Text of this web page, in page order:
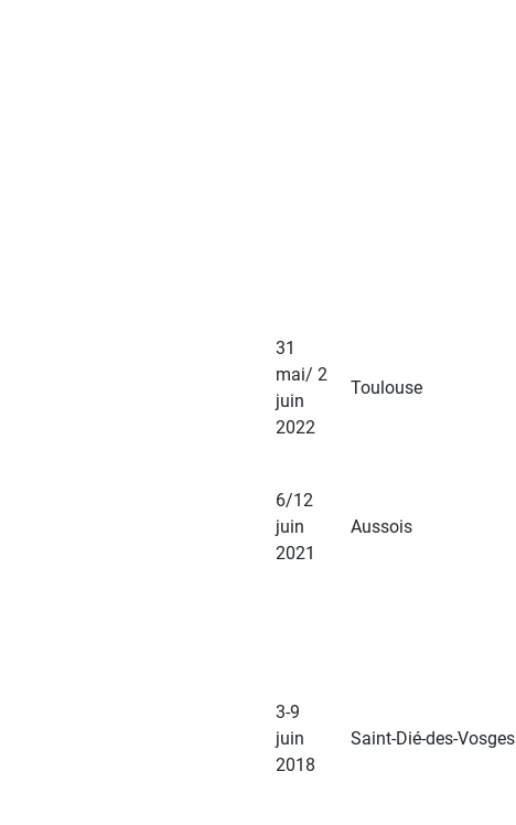
31
mai/ 2
juin
2022
Toulouse
6/12
juin
2021
Aussois
3-9
juin
2018
Saint-Dié-des-Vosges